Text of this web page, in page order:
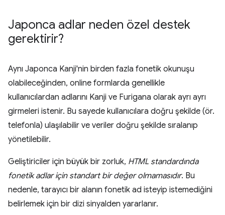
Japonca adlar neden özel destek
gerektirir?
Aynı Japonca Kanji'nin birden fazla fonetik okunuşu
olabileceğinden, online formlarda genellikle
kullanıcılardan adlarını Kanji ve Furigana olarak ayrı ayrı
girmeleri istenir. Bu sayede kullanıcılara doğru şekilde (ör.
telefonla) ulaşılabilir ve veriler doğru şekilde sıralanıp
yönetilebilir.
Geliştiriciler için büyük bir zorluk, HTML standardında
fonetik adlar için standart bir değer olmamasıdır. Bu
nedenle, tarayıcı bir alanın fonetik ad isteyip istemediğini
belirlemek için bir dizi sinyalden yararlanır.